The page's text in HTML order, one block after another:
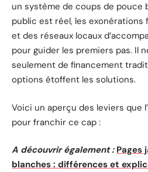
un système de coups de pouce
public est réel, les exonérations
et des réseaux locaux
pour guider les premiers pas. Il
seulement de financement
options étoffent les solutions.
Voici un aperçu des leviers que
pour franchir ce cap :
A découvrir également : Pages
blanches : différences et